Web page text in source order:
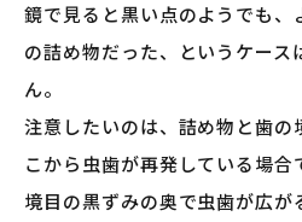
鏡で見ると黒い点のようでも、
の詰め物だった、というケース
ん。
注意したいのは、詰め物と歯の
こから虫歯が再発している場合
境目の黒ずみの奥で虫歯が広が